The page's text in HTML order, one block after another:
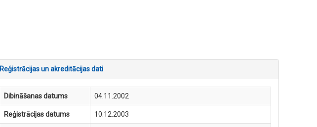
Reģistrācijas un akreditācijas dati
Dibināšanas datums 04.11.2002
Reģistrācijas datums 10.12.2003